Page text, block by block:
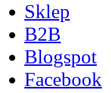
Sklep
B2B
Blogspot
Facebook